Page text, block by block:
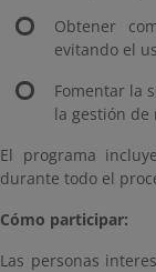
Obtener
evitando el
Fomentar la
la gestión de
El programa
durante todo el
Cómo participar:
Las personas